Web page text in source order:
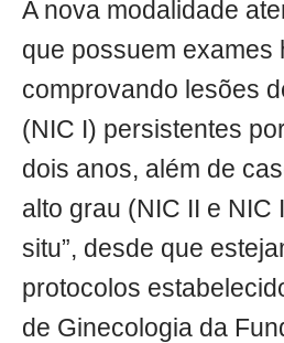
A nova modalidade
que possuem exames
comprovando lesões
(NIC I) persistentes
dois anos, além de
alto grau (NIC II e NIC
situ”, desde que
protocolos
de Ginecologia da